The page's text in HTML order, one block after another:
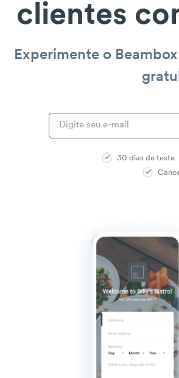
clientes
Experimente o
30 dias de teste